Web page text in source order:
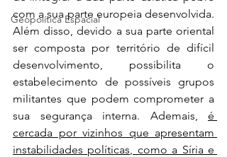
Geopolítica Espacial
com a sua parte europeia desenvolvida.
Além disso, devido a sua parte oriental
ser composta por território de difícil
desenvolvimento, possibilita o
estabelecimento de possíveis grupos
militantes que podem comprometer a
sua segurança interna. Ademais, é
cercada por vizinhos que apresentam
instabilidades políticas, como a Síria e